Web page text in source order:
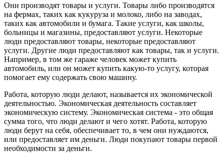
Они производят товары и услуги. Товары либо производятся
на фермах, таких как кукуруза и молоко, либо на заводах,
таких как автомобили и бумага. Такие услуги, как школы,
больницы и магазины, предоставляют услуги. Некоторые
люди предоставляют товары, некоторые предоставляют
услуги. Другие люди предоставляют как товары, так и услуги.
Например, в том же гараже человек может купить
автомобиль, или он может купить какую-то услугу, которая
помогает ему содержать свою машину.
Работа, которую люди делают, называется их экономической
деятельностью. Экономическая деятельность составляет
экономическую систему. Экономическая система - это общая
сумма того, что люди делают и чего хотят. Работа, которую
люди берут на себя, обеспечивает то, в чем они нуждаются,
или предоставляет им деньги. Люди покупают товары первой
необходимости за деньги.